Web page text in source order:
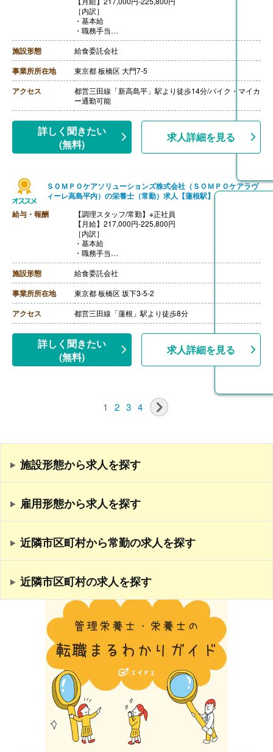
［内訳］
・基本給
・職務手当
・働きがい向上手当 10,000円
［その他手当］
・時間外手当（超過1分から支給）
・精皆勤手当 6,000円（規定あり）
【賞与】年2回（計2.08ヶ月分）※前年度実績
【通勤手当】あり（上限50,000円/月）
【昇給】あり
【退職金】あり※勤続3年以上
【月給】225,800円-260,100円
［内訳］
・基本給
・職務手当
・時間外手当（超過1分から支給）
・精皆勤手当 6,000円（規定あり）
【通勤手当】あり（上限50,000円/月）
【昇給】あり
【退職金】あり※勤続3年以上
施設形態 給食委託会社
事業所所在地 東京都 板橋区 大門7-5
アクセス
都営三田線「新高島平」駅より徒歩14分/バイク・マイカ
ー通勤可能
詳しく聞きたい
(無料)
求人詳細を見る
ＳＯＭＰＯケアソリューションズ株式会社（ＳＯＭＰＯケアラヴ
ィーレ高島平内）の栄養士（常勤）求人【蓮根駅】
給与・報酬
【調理スタッフ/常勤】※正社員
【月給】217,000円-225,800円
［内訳］
・基本給
・職務手当
・働きがい向上手当 10,000円
［その他手当］
・時間外手当（超過1分から支給）
・精皆勤手当 6,000円（規定あり）
【賞与】年2回（計2.08ヶ月分）※前年度実績
【通勤手当】あり（上限50,000円/月）
【昇給】あり
【調理主任/常勤】※正社員
【月給】225,800円-260,100円
［内訳］
・基本給
・時間外手当（超過1分から支給）
・精皆勤手当 6,000円（規定あり）
【退職金】あり※勤続3年以上
施設形態 給食委託会社
事業所所在地 東京都 板橋区 坂下3-5-2
アクセス 都営三田線「蓮根」駅より徒歩8分
詳しく聞きたい
(無料)
求人詳細を見る
1 2 3 4
施設形態から求人を探す
雇用形態から求人を探す
近隣市区町村から常勤の求人を探す
近隣市区町村の求人を探す